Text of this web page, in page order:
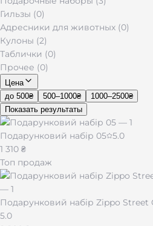
Гильзы (0)
Адресники для животных (0)
Кулоны (2)
Таблички (0)
Прочее (0)
Цена
до 500₴
500–1000₴
1000–2500₴
Показать результаты
Подарунковий набір 05 5.0
1 310 ₴
Топ продаж
Подарунковий набір Zippo Street
5.0